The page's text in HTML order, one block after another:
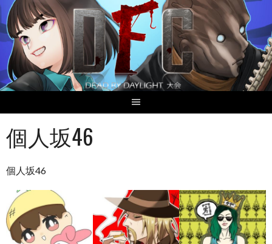
Skip
to
content
個人坂46
個人坂46